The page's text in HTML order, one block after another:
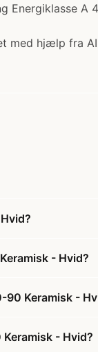
Energiklasse
med hjælp fra
- Hvid?
90 Keramisk -
- Hvid?